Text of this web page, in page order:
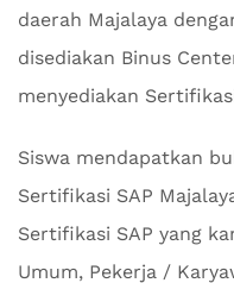
daerah Majalaya
disediakan Binus
menyediakan
Siswa mendapatkan
Sertifikasi SAP
Sertifikasi SAP yang
Umum, Pekerja /